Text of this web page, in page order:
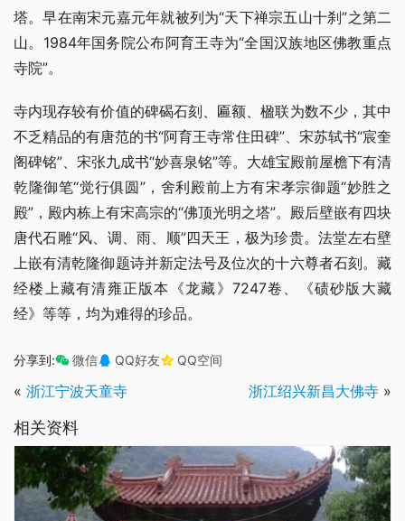
塔。早在南宋元嘉元年就被列为“天下禅宗五山十刹”之第二
山。1984年国务院公布阿育王寺为“全国汉族地区佛教重点
寺院”。
寺内现存较有价值的碑碣石刻、匾额、楹联为数不少，其中
不乏精品的有唐范的书“阿育王寺常住田碑”、宋苏轼书“宸奎
阁碑铭”、宋张九成书“妙喜泉铭”等。大雄宝殿前屋檐下有清
乾隆御笔“觉行俱圆”，舍利殿前上方有宋孝宗御题“妙胜之
殿”，殿内栋上有宋高宗的“佛顶光明之塔”。殿后壁嵌有四块
唐代石雕“风、调、雨、顺”四天王，极为珍贵。法堂左右壁
上嵌有清乾隆御题诗并新定法号及位次的十六尊者石刻。藏
经楼上藏有清雍正版本《龙藏》7247卷、《碛砂版大藏
经》等等，均为难得的珍品。
分享到: 微信 QQ好友 QQ空间
« 浙江宁波天童寺 浙江绍兴新昌大佛寺 »
相关资料